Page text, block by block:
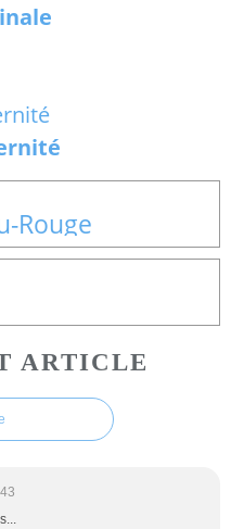
Rouge
ARTICLE